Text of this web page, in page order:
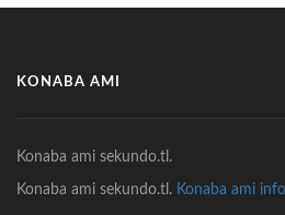
KONABA AMI
Konaba ami sekundo.tl.
Konaba ami sekundo.tl. Konaba ami